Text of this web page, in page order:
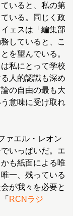
いると、私の第
いる。同じく政
ェスは「編集部
していると、こ
を望んでいる。
私にとって学校
人的認識も深め
の自由の最も大
意味に受け取れ
ァエル・レオン
いっぱいだ。エ
も紙面による唯
一、残っている
が我々を必要と
RCNラジ